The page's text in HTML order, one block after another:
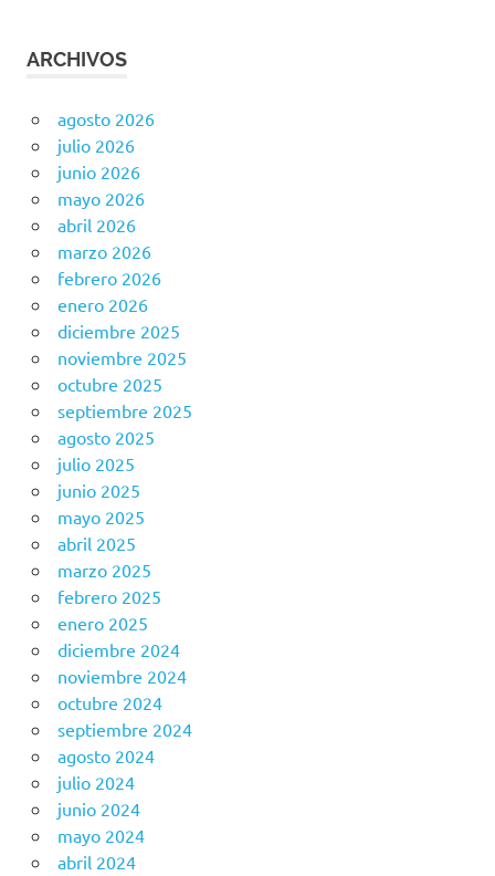
ARCHIVOS
agosto 2026
julio 2026
junio 2026
mayo 2026
abril 2026
marzo 2026
febrero 2026
enero 2026
diciembre 2025
noviembre 2025
octubre 2025
septiembre 2025
agosto 2025
julio 2025
junio 2025
mayo 2025
abril 2025
marzo 2025
febrero 2025
enero 2025
diciembre 2024
noviembre 2024
octubre 2024
septiembre 2024
agosto 2024
julio 2024
junio 2024
mayo 2024
abril 2024